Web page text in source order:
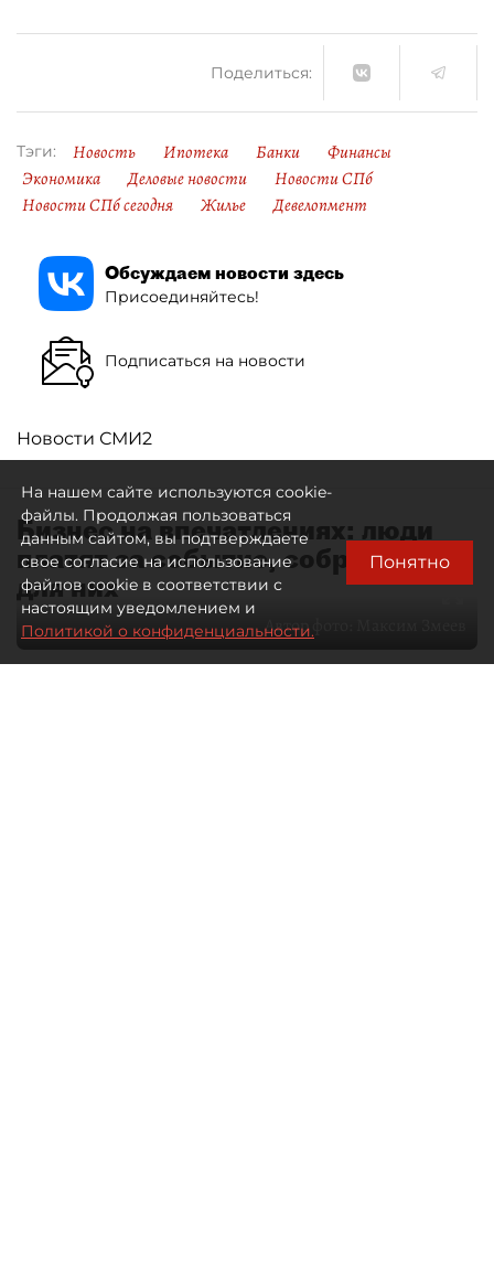
Поделиться:
Тэги: Новость Ипотека Банки
Финансы
Экономика
Деловые новости
Новости СПб
Новости СПб сегодня
Жилье Девелопмент
Обсуждаем новости здесь
Присоединяйтесь!
Подписаться на новости
Новости СМИ2
Бизнес на впечатлениях: люди
платят за событие, собранное
для них
Автор фото:
На нашем сайте используются cookie-
файлы. Продолжая пользоваться
данным сайтом, вы подтверждаете
свое согласие на использование
файлов cookie в соответствии с
настоящим уведомлением и
Политикой о конфиденциальности.
Понятно